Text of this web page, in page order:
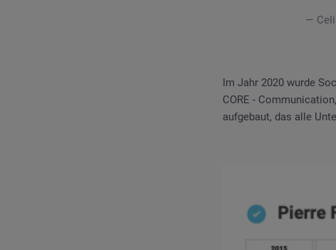
—
Im Jahr 2020 wurde
CORE -
aufgebaut, das alle